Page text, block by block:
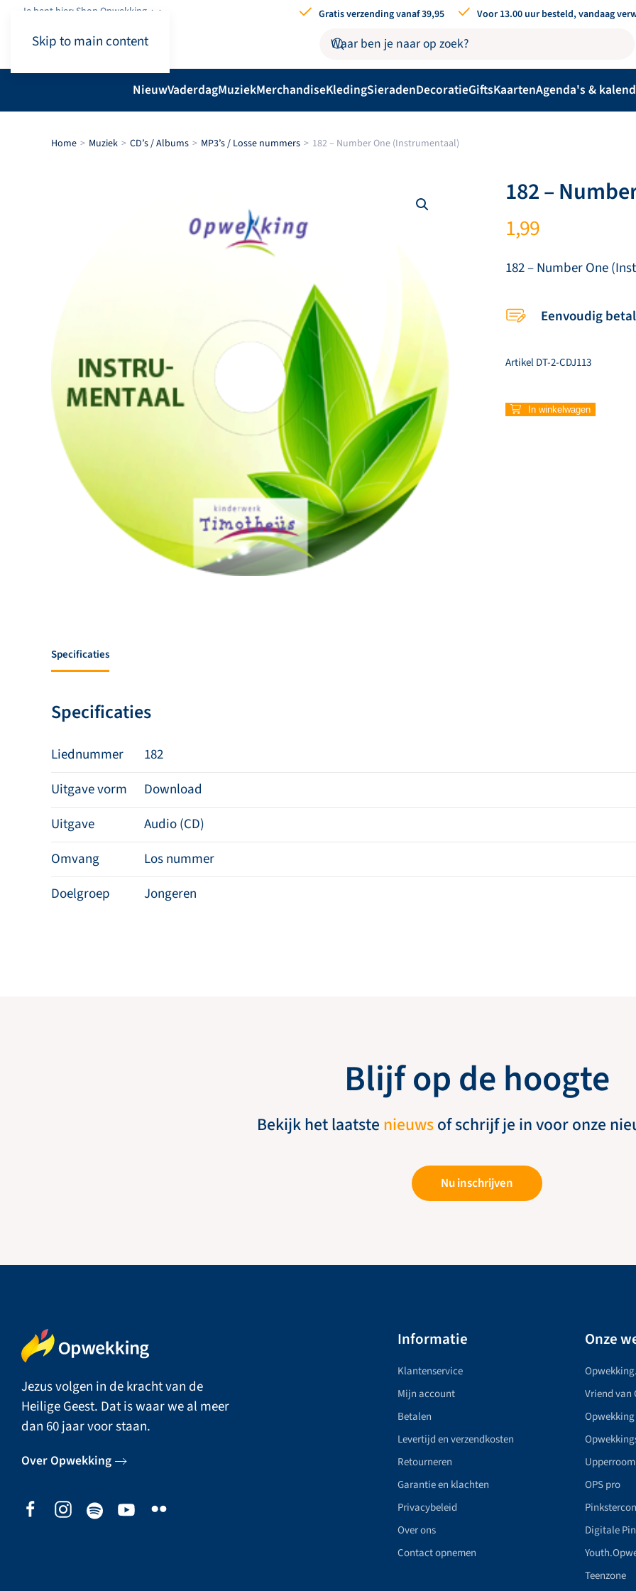
Skip to main content
Je bent hier: Shop.Opwekking Gratis verzending vanaf 39,95 Voor 13.00 uur besteld, vandaag
NieuwVaderdagMuziekMerchandiseKledingSieradenDecoratieGiftsKaartenAgenda's &
Home Muziek CD’s / Albums MP3’s / Losse nummers 182 – Number One (Instrumentaal)
182 –
1,99
182 – Number One
Eenvoudig
ArtikelDT-2-CDJ113
182
–
In winkelwagen
Specificaties
Specificaties
Liednummer
182
Uitgave vorm
Download
Uitgave
Audio (CD)
Omvang
Los nummer
Doelgroep
Jongeren
Blijf op de hoogte
Bekijk het laatste nieuwsof schrijf je in voor onze
Nu inschrijven
Jezus volgen in de kracht van de
Heilige Geest. Dat is waar we al meer
dan 60 jaar voor staan.
Over Opwekking
Informatie
Klantenservice
Mijn account
Betalen
Levertijd en verzendkosten
Retourneren
Garantie en klachten
Privacybeleid
Over ons
Contact opnemen
Onze
Vriend van
Upperroom
OPS pro
Digitale
Teenzone